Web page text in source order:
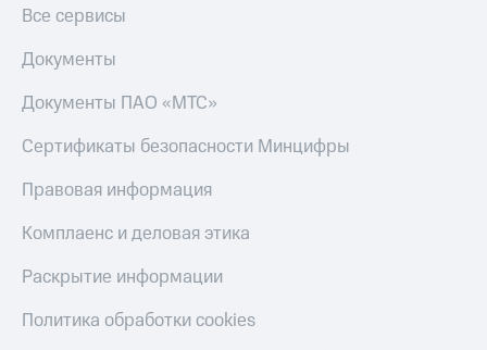
Все сервисы
Документы
Документы ПАО «МТС»
Сертификаты безопасности Минцифры
Правовая информация
Комплаенс и деловая этика
Раскрытие информации
Политика обработки cookies